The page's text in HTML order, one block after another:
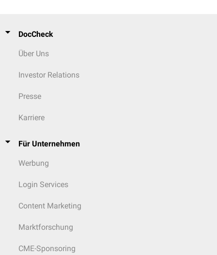
DocCheck
Über Uns
Investor Relations
Presse
Karriere
Für Unternehmen
Werbung
Login Services
Content Marketing
Marktforschung
CME-Sponsoring